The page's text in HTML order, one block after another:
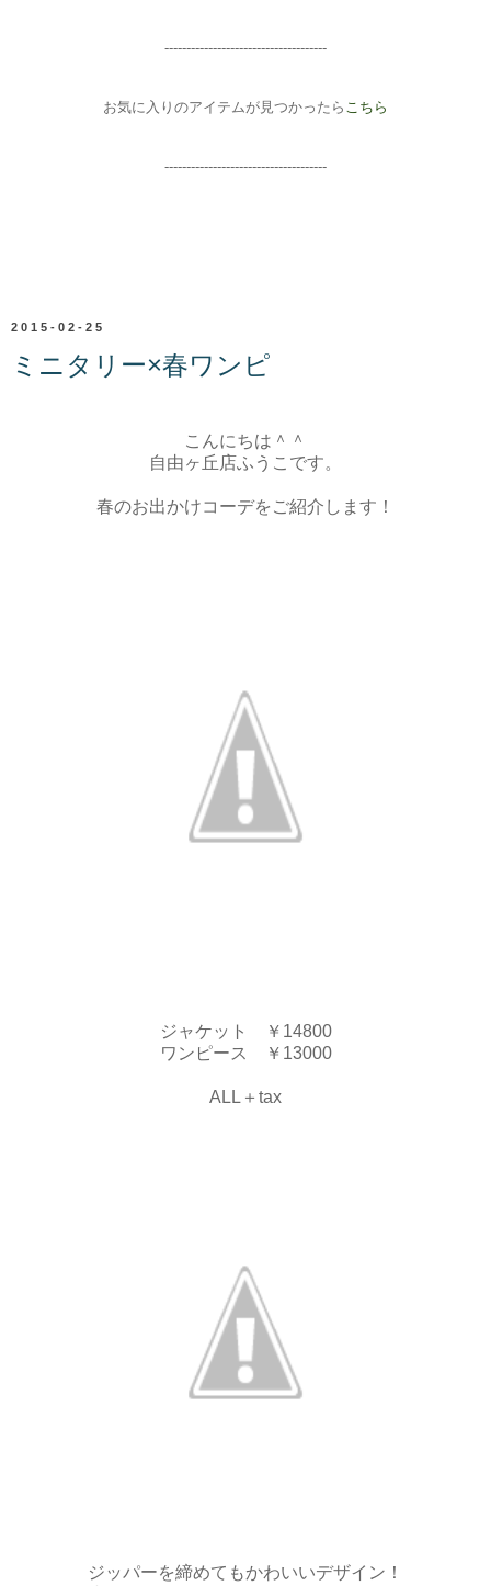
-------------------------------------
お気に入りのアイテムが見つかったら こちら
-------------------------------------
2015-02-25
ミニタリー×春ワンピ
こんにちは＾＾
自由ヶ丘店ふうこです。
春のお出かけコーデをご紹介します！
ジャケット ￥14800
ワンピース ￥13000
ALL＋tax
ジッパーを締めてもかわいいデザイン！